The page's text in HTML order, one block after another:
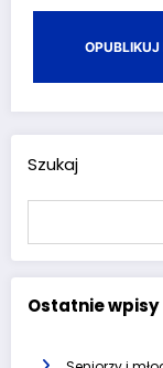
Szukaj
Ostatnie wpisy